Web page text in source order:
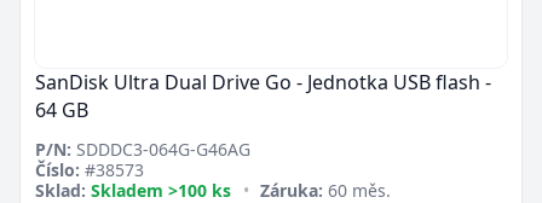
SanDisk Ultra Dual Drive Go - Jednotka USB flash -
64 GB
P/N: SDDDC3-064G-G46AG
Číslo: #38573
Sklad: Skladem >100 ks • Záruka: 60 měs.